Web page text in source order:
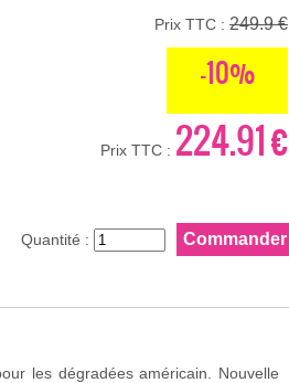
Prix TTC : 249.9 €
-10%
Prix TTC : 224.91 €
Quantité :
les dégradées américain. Nouvelle